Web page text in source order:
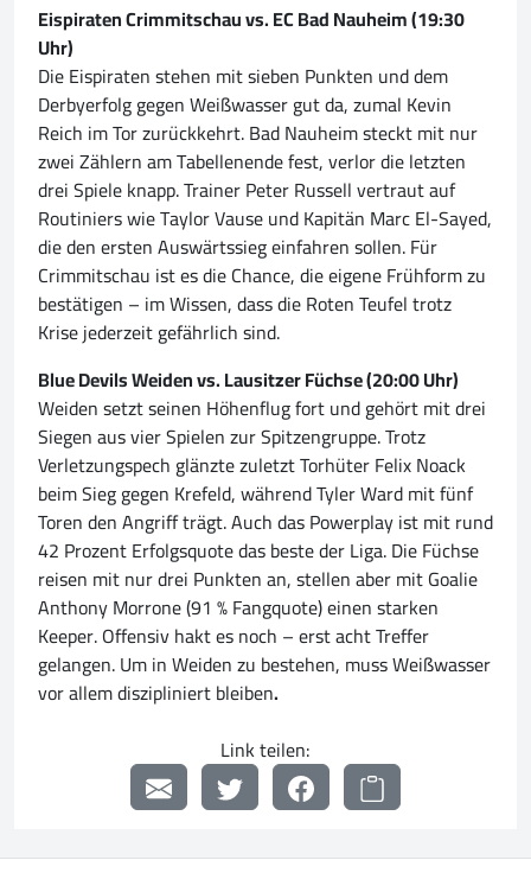
Eispiraten Crimmitschau vs. EC Bad Nauheim (19:30
Uhr)
Die Eispiraten stehen mit sieben Punkten und dem
Derbyerfolg gegen Weißwasser gut da, zumal Kevin
Reich im Tor zurückkehrt. Bad Nauheim steckt mit nur
zwei Zählern am Tabellenende fest, verlor die letzten
drei Spiele knapp. Trainer Peter Russell vertraut auf
Routiniers wie Taylor Vause und Kapitän Marc El-Sayed,
die den ersten Auswärtssieg einfahren sollen. Für
Crimmitschau ist es die Chance, die eigene Frühform zu
bestätigen – im Wissen, dass die Roten Teufel trotz
Krise jederzeit gefährlich sind.
Blue Devils Weiden vs. Lausitzer Füchse (20:00 Uhr)
Weiden setzt seinen Höhenflug fort und gehört mit drei
Siegen aus vier Spielen zur Spitzengruppe. Trotz
Verletzungspech glänzte zuletzt Torhüter Felix Noack
beim Sieg gegen Krefeld, während Tyler Ward mit fünf
Toren den Angriff trägt. Auch das Powerplay ist mit rund
42 Prozent Erfolgsquote das beste der Liga. Die Füchse
reisen mit nur drei Punkten an, stellen aber mit Goalie
Anthony Morrone (91 % Fangquote) einen starken
Keeper. Offensiv hakt es noch – erst acht Treffer
gelangen. Um in Weiden zu bestehen, muss Weißwasser
vor allem diszipliniert bleiben.
Link teilen: